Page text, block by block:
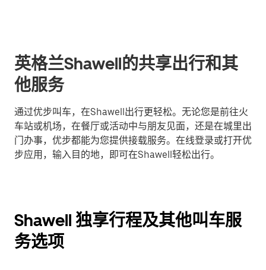
英格兰Shawell的共享出行和其
他服务
通过优步叫车，在Shawell出行更轻松。无论您是前往火
车站或机场，在餐厅或活动中与朋友见面，还是在城里出
门办事，优步都能为您提供接载服务。在线登录或打开优
步应用，输入目的地，即可在Shawell轻松出行。
Shawell 独享行程及其他叫车服
务选项